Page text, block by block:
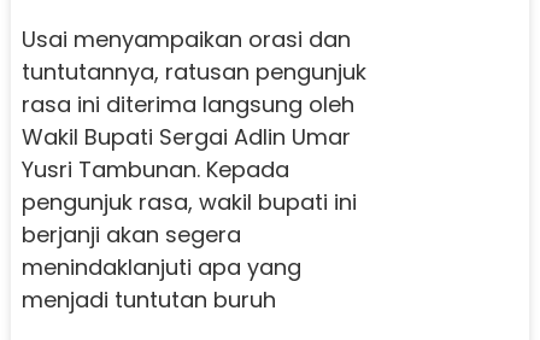
Usai menyampaikan orasi dan
tuntutannya, ratusan pengunjuk
rasa ini diterima langsung oleh
Wakil Bupati Sergai Adlin Umar
Yusri Tambunan. Kepada
pengunjuk rasa, wakil bupati ini
berjanji akan segera
menindaklanjuti apa yang
menjadi tuntutan buruh